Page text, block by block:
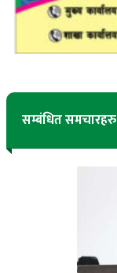
सम्बंधित समचारहरु